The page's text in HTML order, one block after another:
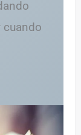
cuando